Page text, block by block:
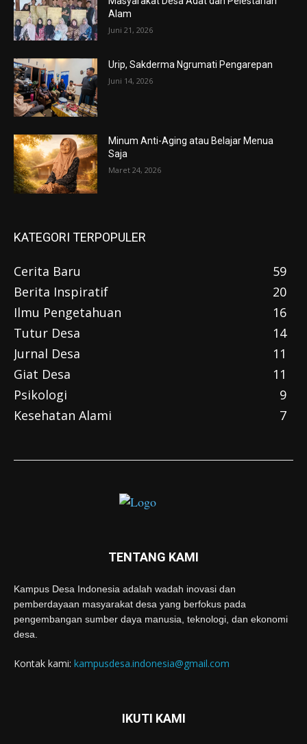
Alam
Juni 21, 2026
Urip, Sakderma Ngrumati Pengarepan
Juni 14, 2026
Minum Anti-Aging atau Belajar Menua
Saja
Maret 24, 2026
KATEGORI TERPOPULER
Cerita Baru
59
Berita Inspiratif
20
Ilmu Pengetahuan
16
Tutur Desa
14
Jurnal Desa
11
Giat Desa
11
Psikologi
9
Kesehatan Alami
7
TENTANG KAMI
Kampus Desa Indonesia adalah wadah inovasi dan
pemberdayaan masyarakat desa yang berfokus pada
pengembangan sumber daya manusia, teknologi, dan ekonomi
desa.
Kontak kami: kampusdesa.indonesia@gmail.com
IKUTI KAMI